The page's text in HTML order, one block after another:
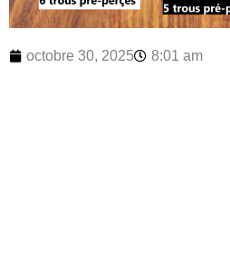
octobre 30, 2025 8:01 am